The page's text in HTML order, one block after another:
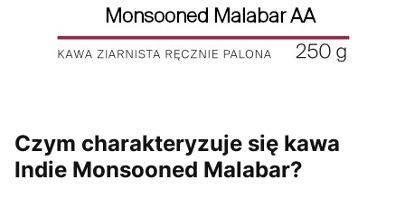
Czym charakteryzuje się kawa
Indie Monsooned Malabar?